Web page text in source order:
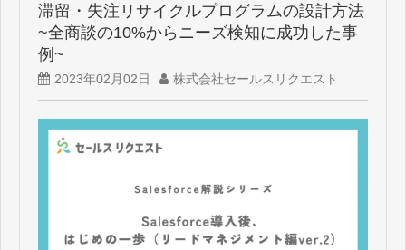
滞留・失注リサイクルプログラムの設計方法
~全商談の10%からニーズ検知に成功した事
例~
2023年02月02日 株式会社セールスリクエスト